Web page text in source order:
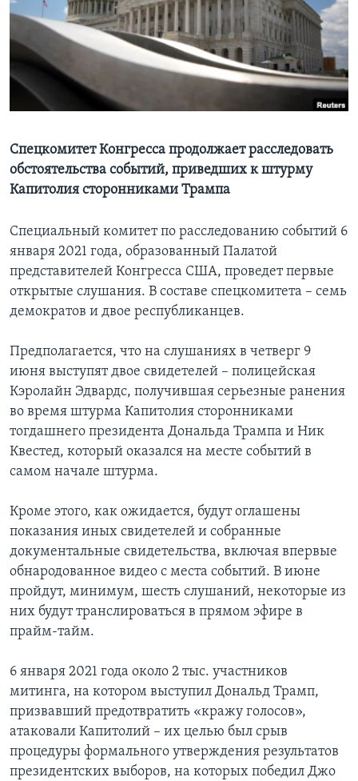
Learning English
СОЦИАЛЬНЫЕ СЕТИ
Языки
Спецкомитет Конгресса продолжает расследовать
обстоятельства событий, приведших к штурму
Капитолия сторонниками Трампа
Специальный комитет по расследованию событий 6
января 2021 года, образованный Палатой
представителей Конгресса США, проведет первые
открытые слушания. В составе спецкомитета – семь
демократов и двое республиканцев.
Предполагается, что на слушаниях в четверг 9
июня выступят двое свидетелей – полицейская
Кэролайн Эдвардс, получившая серьезные ранения
во время штурма Капитолия сторонниками
тогдашнего президента Дональда Трампа и Ник
Квестед, который оказался на месте событий в
самом начале штурма.
Кроме этого, как ожидается, будут оглашены
показания иных свидетелей и собранные
документальные свидетельства, включая впервые
обнародованное видео с места событий. В июне
пройдут, минимум, шесть слушаний, некоторые из
них будут транслироваться в прямом эфире в
прайм-тайм.
6 января 2021 года около 2 тыс. участников
митинга, на котором выступил Дональд Трамп,
призвавший предотвратить «кражу голосов»,
атаковали Капитолий – их целью был срыв
процедуры формального утверждения результатов
президентских выборов, на которых победил Джо